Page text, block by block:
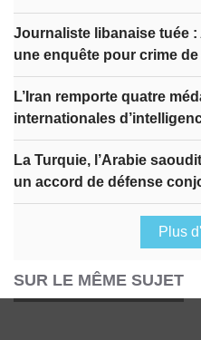
Journaliste libanaise tuée
une enquête pour crime
L’Iran remporte quatre
internationales
La Turquie, l’Arabie
un accord de défense
Plus
SUR LE MÊME SUJET